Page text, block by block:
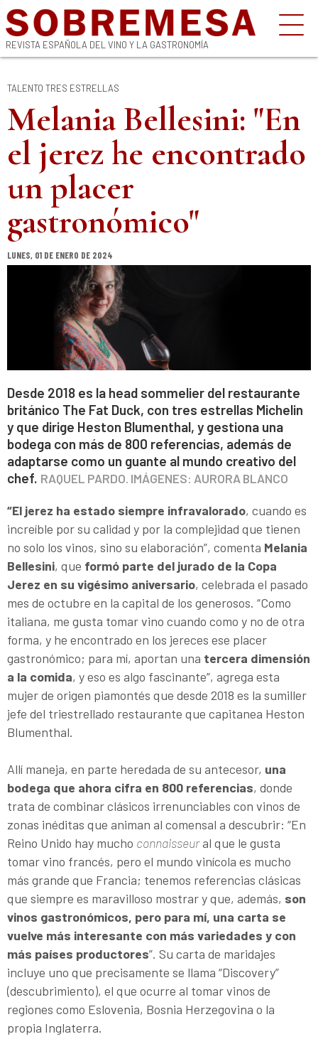
REVISTA ESPAÑOLA DEL VINO Y LA GASTRONOMÍA
TALENTO TRES ESTRELLAS
Melania Bellesini: "En
el jerez he encontrado
un placer
gastronómico"
LUNES, 01 DE ENERO DE 2024
Desde 2018 es la head sommelier del restaurante
británico The Fat Duck, con tres estrellas Michelin
y que dirige Heston Blumenthal, y gestiona una
bodega con más de 800 referencias, además de
adaptarse como un guante al mundo creativo del
chef. RAQUEL PARDO. IMÁGENES: AURORA BLANCO
“El jerez ha estado siempre infravalorado, cuando es
increíble por su calidad y por la complejidad que tienen
no solo los vinos, sino su elaboración”, comenta Melania
Bellesini, que formó parte del jurado de la Copa
Jerez en su vigésimo aniversario, celebrada el pasado
mes de octubre en la capital de los generosos. “Como
italiana, me gusta tomar vino cuando como y no de otra
forma, y he encontrado en los jereces ese placer
gastronómico; para mí, aportan una tercera dimensión
a la comida, y eso es algo fascinante”, agrega esta
mujer de origen piamontés que desde 2018 es la sumiller
jefe del triestrellado restaurante que capitanea Heston
Blumenthal.
Allí maneja, en parte heredada de su antecesor, una
bodega que ahora cifra en 800 referencias, donde
trata de combinar clásicos irrenunciables con vinos de
zonas inéditas que animan al comensal a descubrir: “En
Reino Unido hay mucho connaisseural que le gusta
tomar vino francés, pero el mundo vinícola es mucho
más grande que Francia; tenemos referencias clásicas
que siempre es maravilloso mostrar y que, además, son
vinos gastronómicos, pero para mí, una carta se
vuelve más interesante con más variedades y con
más países productores”. Su carta de maridajes
incluye uno que precisamente se llama “Discovery”
(descubrimiento), el que ocurre al tomar vinos de
regiones como Eslovenia, Bosnia Herzegovina o la
propia Inglaterra.